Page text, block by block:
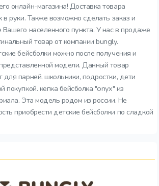
онлайн-магазина! Доставка товара
в руки. Также возможно сделать заказ и
населенного пункта. У нас в продаже
товар от компании bungly.
бейсболки можно после получения и
модели. Данный товар
для парней. школьники, подростки, дети
покупкой. кепка бейсболка "onyx" из
Эта модель родом из россии. Не
приобрести детские бейсболки по сладкой